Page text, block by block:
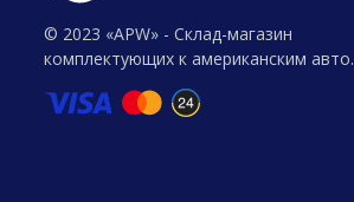
© 2023 «APW» - Склад-магазин
комплектующих к американским авто.